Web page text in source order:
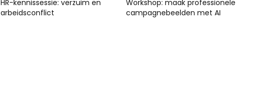
HR-kennissessie: verzuim en
arbeidsconflict
Workshop: maak professionele
campagnebeelden met AI